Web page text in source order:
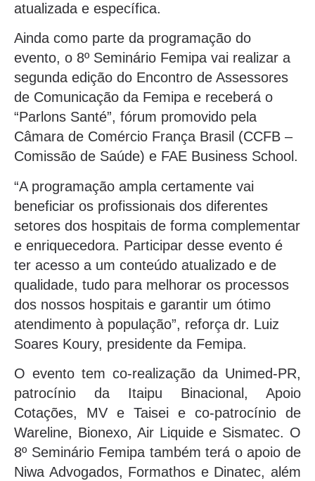
atualizada e específica.
Ainda como parte da programação do
evento, o 8º Seminário Femipa vai realizar a
segunda edição do Encontro de Assessores
de Comunicação da Femipa e receberá o
“Parlons Santé”, fórum promovido pela
Câmara de Comércio França Brasil (CCFB –
Comissão de Saúde) e FAE Business School.
“A programação ampla certamente vai
beneficiar os profissionais dos diferentes
setores dos hospitais de forma complementar
e enriquecedora. Participar desse evento é
ter acesso a um conteúdo atualizado e de
qualidade, tudo para melhorar os processos
dos nossos hospitais e garantir um ótimo
atendimento à população”, reforça dr. Luiz
Soares Koury, presidente da Femipa.
O evento tem co-realização da Unimed-PR,
patrocínio da Itaipu Binacional, Apoio
Cotações, MV e Taisei e co-patrocínio de
Wareline, Bionexo, Air Liquide e Sismatec. O
8º Seminário Femipa também terá o apoio de
Niwa Advogados, Formathos e Dinatec, além